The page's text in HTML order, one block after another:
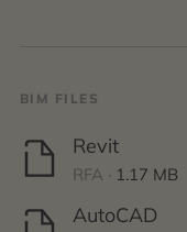
BIM FILES
Revit
RFA · 1.17 MB
AutoCAD